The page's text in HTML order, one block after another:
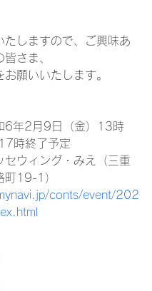
たしますので、ご興味あ
さま、
願いいたします。
6年2月9日（金）13時
時終了予定
セウィング・みえ（三重
町19-1）
conts/event/202